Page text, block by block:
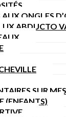
ONGLES
ABDUCTO
SUR
(ENFANTS)